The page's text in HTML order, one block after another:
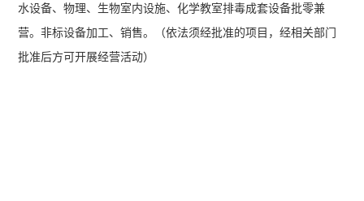
水设备、物理、生物室内设施、化学教室排毒成套设备批零兼
营。非标设备加工、销售。（依法须经批准的项目，经相关部门
批准后方可开展经营活动）